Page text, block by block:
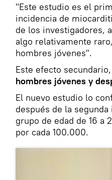
"Este estudio es el
incidencia de
de los investigadores,
algo relativamente
hombres jóvenes".
Este efecto
hombres jóvenes y
El nuevo estudio lo
después de la
grupo de edad de 16 a
por cada 100.000.